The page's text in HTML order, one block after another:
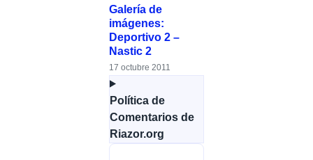
Galería de
imágenes:
Deportivo 2 –
Nastic 2
17 octubre 2011
Política de
Comentarios de
Riazor.org